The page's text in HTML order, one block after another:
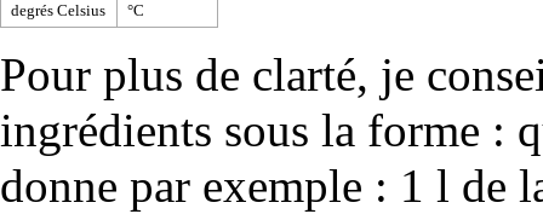
degrés Celsius
°C
Pour plus de clarté, je
ingrédients sous la forme :
donne par exemple : 1 l de